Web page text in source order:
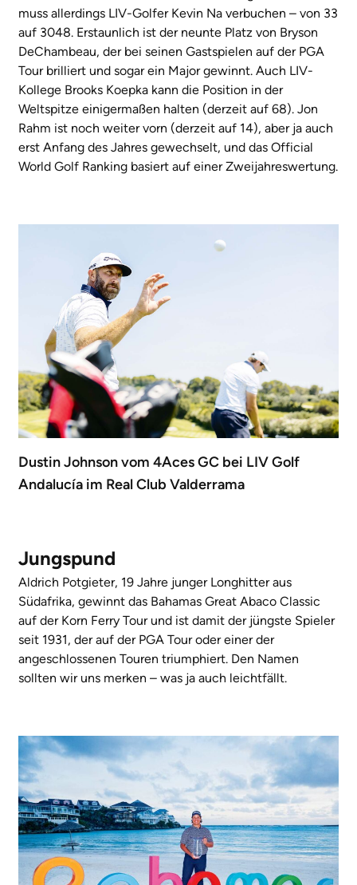
muss allerdings LIV-Golfer Kevin Na verbuchen – von 33
auf 3048. Erstaunlich ist der neunte Platz von Bryson
DeChambeau, der bei seinen Gastspielen auf der PGA
Tour brilliert und sogar ein Major gewinnt. Auch LIV-
Kollege Brooks Koepka kann die Position in der
Weltspitze einigermaßen halten (derzeit auf 68). Jon
Rahm ist noch weiter vorn (derzeit auf 14), aber ja auch
erst Anfang des Jahres gewechselt, und das Official
World Golf Ranking basiert auf einer Zweijahreswertung.
Dustin Johnson vom 4Aces GC bei LIV Golf
Andalucía im Real Club Valderrama
Jungspund
Aldrich Potgieter, 19 Jahre junger Longhitter aus
Südafrika, gewinnt das Bahamas Great Abaco Classic
auf der Korn Ferry Tour und ist damit der jüngste Spieler
seit 1931, der auf der PGA Tour oder einer der
angeschlossenen Touren triumphiert. Den Namen
sollten wir uns merken – was ja auch leichtfällt.